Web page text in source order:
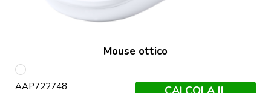
Mouse ottico
multicolore
AAP722748